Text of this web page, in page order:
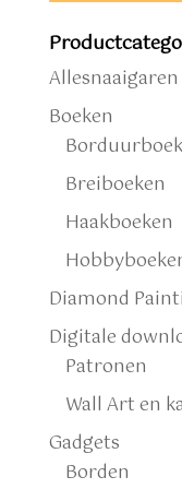
Allesnaaigaren
Boeken
Breiboeken
Haakboeken
Diamond
Digitale
Patronen
Wall Art en
Gadgets
Borden